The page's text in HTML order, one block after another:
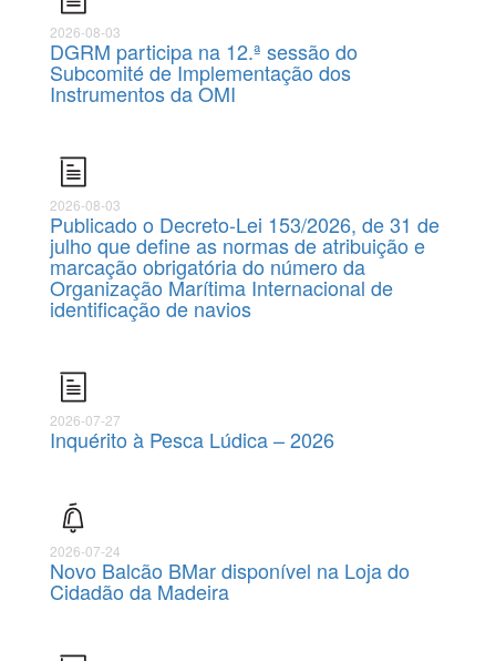
2026-08-03
DGRM participa na 12.ª sessão do
Subcomité de Implementação dos
Instrumentos da OMI
2026-08-03
Publicado o Decreto-Lei 153/2026, de 31 de
julho que define as normas de atribuição e
marcação obrigatória do número da
Organização Marítima Internacional de
identificação de navios
2026-07-27
Inquérito à Pesca Lúdica – 2026
2026-07-24
Novo Balcão BMar disponível na Loja do
Cidadão da Madeira